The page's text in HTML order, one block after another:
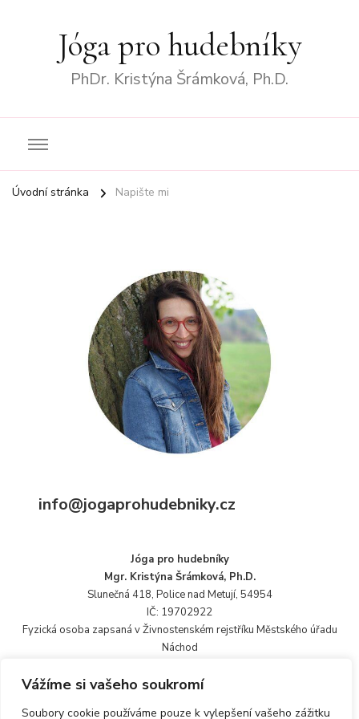
Vážíme si vašeho soukromí
Soubory cookie používáme pouze k vylepšení vašeho zážitku
Jóga pro hudebníky
PhDr. Kristýna Šrámková, Ph.D.
Úvodní stránka Napište mi
info@jogaprohudebniky.cz
Jóga pro hudebníky
Mgr. Kristýna Šrámková, Ph.D.
Slunečná 418, Police nad Metují, 54954
IČ: 19702922
Fyzická osoba zapsaná v Živnostenském rejstříku Městského úřadu
Náchod